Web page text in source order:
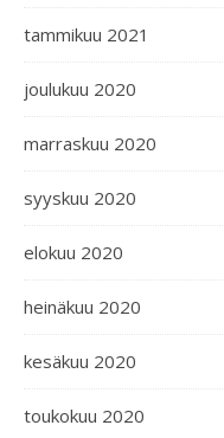
tammikuu 2021
joulukuu 2020
marraskuu 2020
syyskuu 2020
elokuu 2020
heinäkuu 2020
kesäkuu 2020
toukokuu 2020